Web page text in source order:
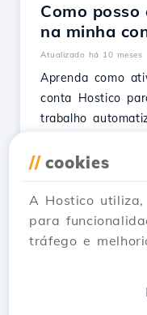
Como
na minha
Atualizado há 10 meses
Aprenda como
conta Hostico
trabalho
Ver Artigo
// cookies
A Hostico
para
tráfego e